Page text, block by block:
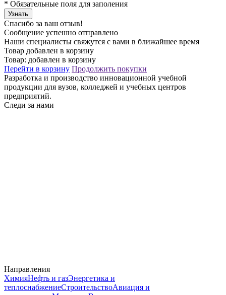
* Обязательные поля для заполения
Узнать
Спасибо за ваш отзыв!
Сообщение успешно отправлено
Наши специалисты свяжутся с вами в ближайшее время
Товар добавлен в корзину
Товар: добавлен в корзину
Перейти в корзину Продолжить покупки
Разработка и производство инновационной учебной
продукции для вузов, колледжей и учебных центров
предприятий.
Следи за нами
Направления
ХимияНефть и газЭнергетика и
теплоснабжениеСтроительствоАвиация и